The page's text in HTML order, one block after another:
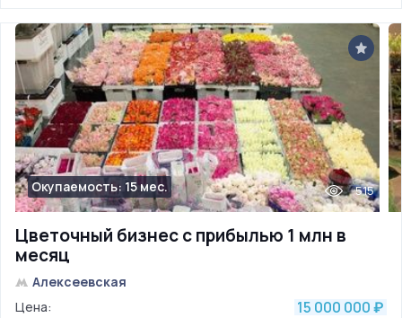
Цветочный бизнес с прибылью 1 млн в
месяц
Окупаемость: 15 мес. 515
Алексеевская
Цена:
15 000 000 ₽